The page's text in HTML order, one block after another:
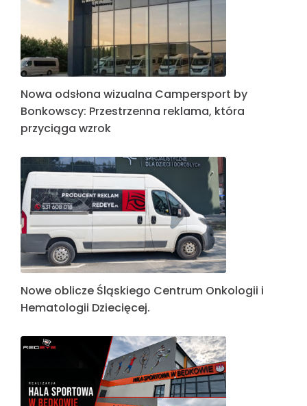
Nowa odsłona wizualna Campersport by
Bonkowscy: Przestrzenna reklama, która
przyciąga wzrok
Nowe oblicze Śląskiego Centrum Onkologii i
Hematologii Dziecięcej.